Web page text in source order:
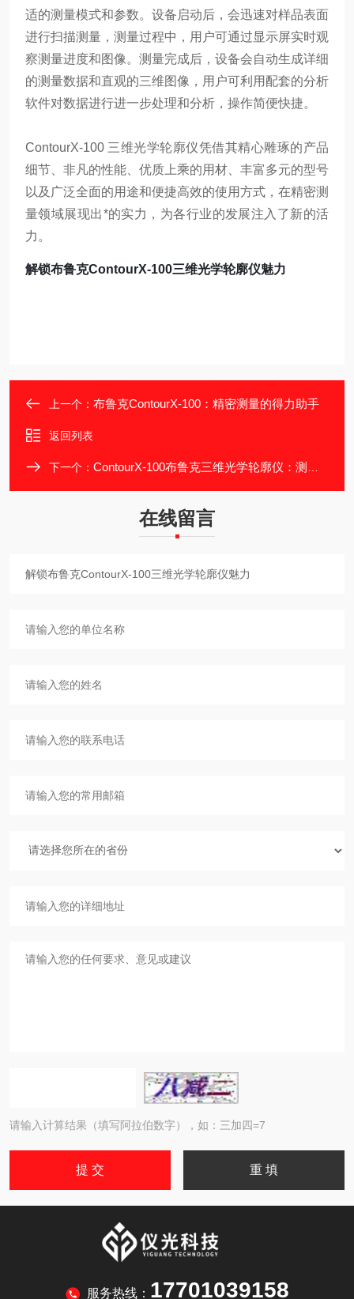
适的测量模式和参数。设备启动后，会迅速对样品表面
进行扫描测量，测量过程中，用户可通过显示屏实时观
察测量进度和图像。测量完成后，设备会自动生成详细
的测量数据和直观的三维图像，用户可利用配套的分析
软件对数据进行进一步处理和分析，操作简便快捷。
ContourX-100 三维光学轮廓仪凭借其精心雕琢的产品
细节、非凡的性能、优质上乘的用材、丰富多元的型号
以及广泛全面的用途和便捷高效的使用方式，在精密测
量领域展现出*的实力，为各行业的发展注入了新的活
力。
解锁布鲁克ContourX-100三维光学轮廓仪魅力
上一个： 布鲁克ContourX-100：精密测量的得力助手
返回列表
下一个： ContourX-100布鲁克三维光学轮廓仪：测量领域的实用之选
在线留言
请输入计算结果（填写阿拉伯数字），如：三加四=7
服务热线： 17701039158